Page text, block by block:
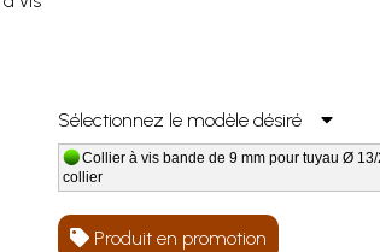
Sélectionnez le modèle désiré
Collier à vis bande de 9 mm pour tuyau Ø 13/
collier
Produit en promotion